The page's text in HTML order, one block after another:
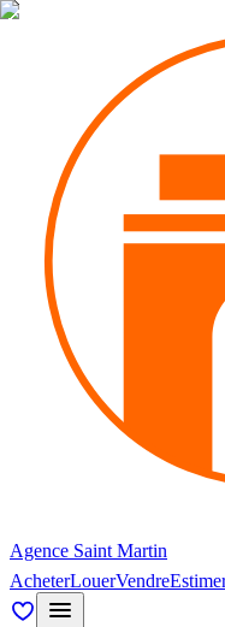
Agence Saint Martin
AcheterLouerVendre